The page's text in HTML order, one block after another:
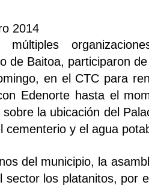
2014
de Baitoa, participaron
en el CTC para
Edenorte hasta el
la ubicación del
cementerio y el agua
del municipio, la
los platanitos, por